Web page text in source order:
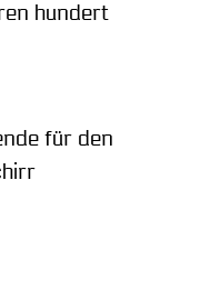
hundert
für den